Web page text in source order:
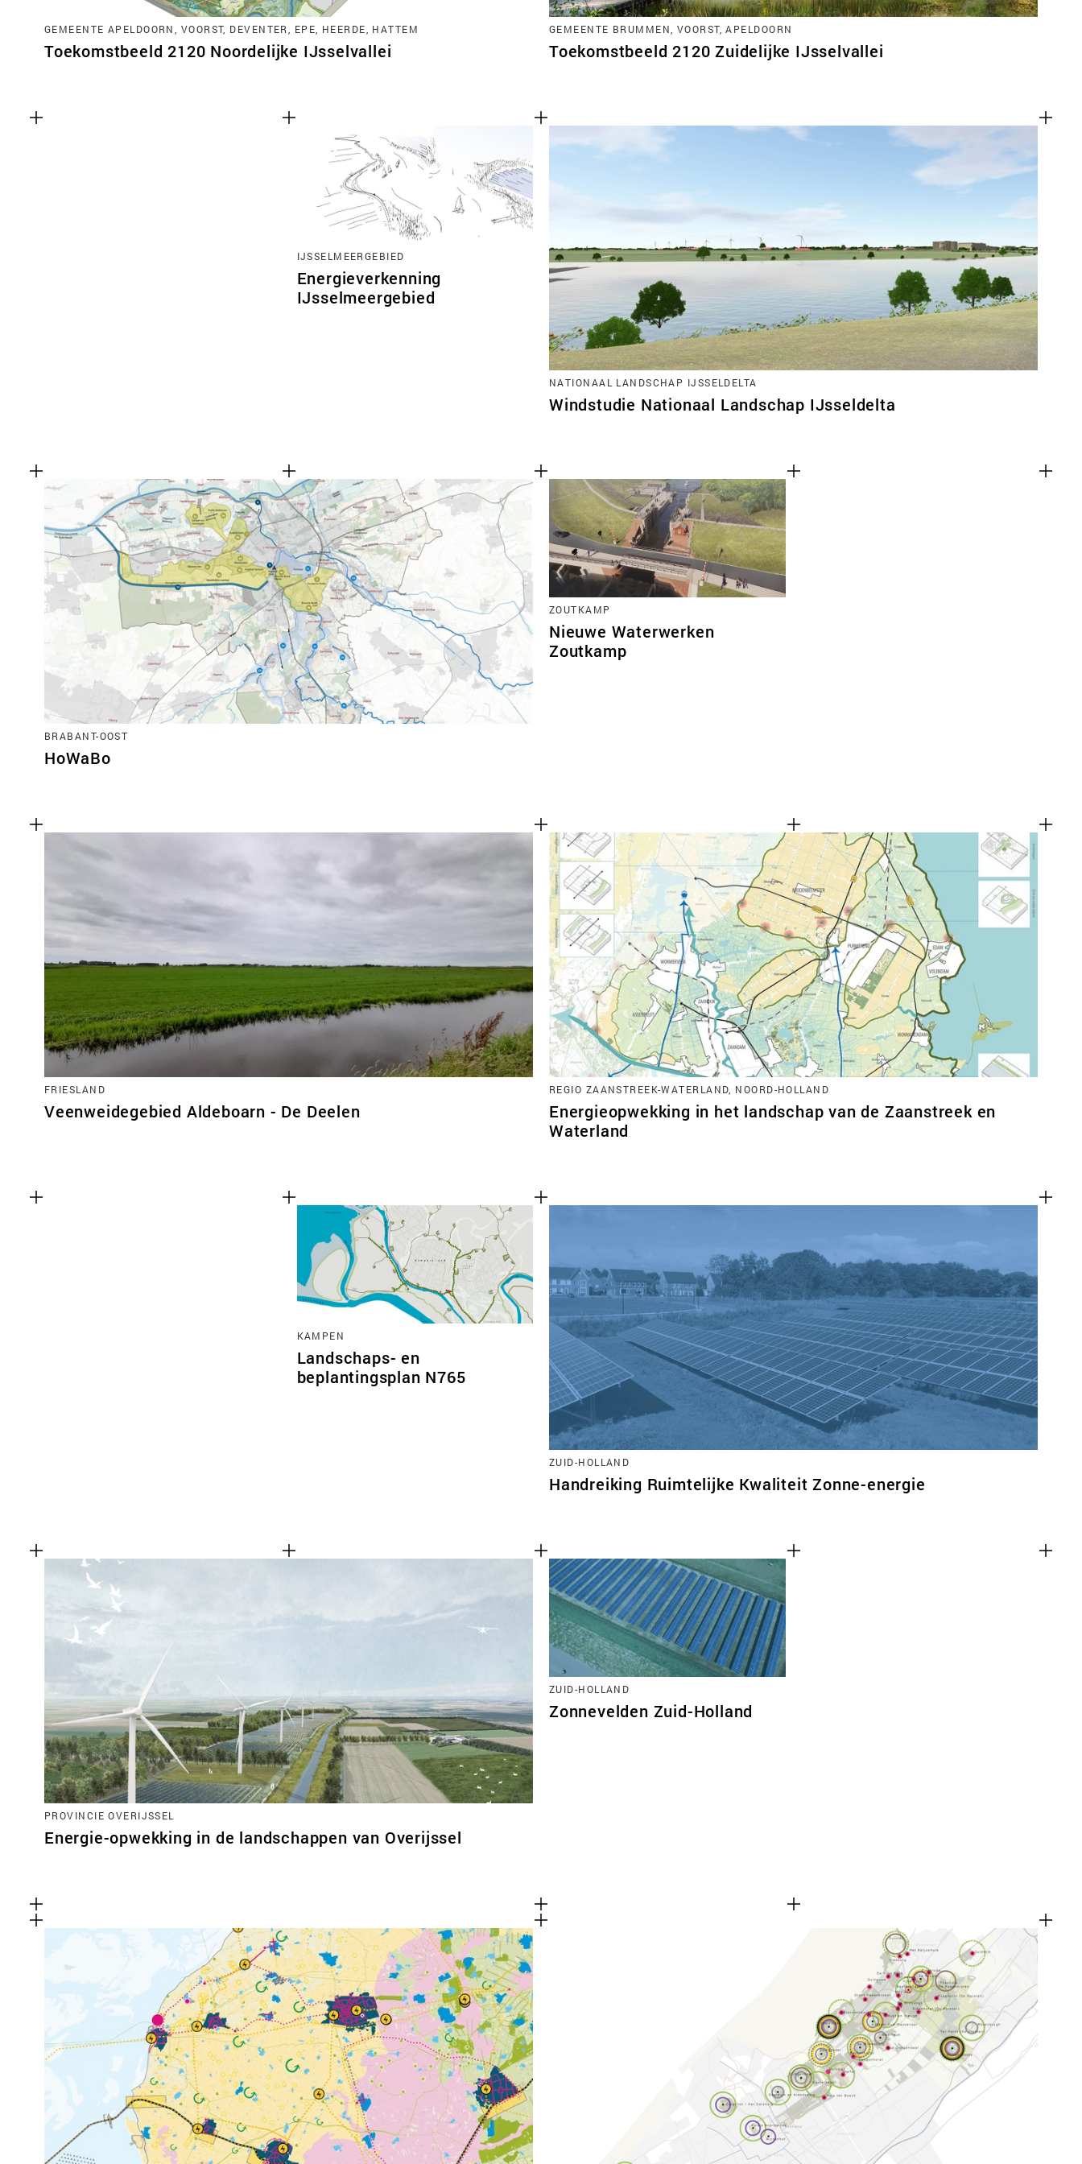
GEMEENTE APELDOORN, VOORST, DEVENTER, EPE, HEERDE, HATTEM
Toekomstbeeld 2120 Noordelijke IJsselvallei
GEMEENTE BRUMMEN, VOORST, APELDOORN
Toekomstbeeld 2120 Zuidelijke IJsselvallei
IJSSELMEERGEBIED
Energieverkenning
IJsselmeergebied
NATIONAAL LANDSCHAP IJSSELDELTA
Windstudie Nationaal Landschap IJsseldelta
BRABANT-OOST
HoWaBo
ZOUTKAMP
Nieuwe Waterwerken
Zoutkamp
FRIESLAND
Veenweidegebied Aldeboarn - De Deelen
REGIO ZAANSTREEK-WATERLAND, NOORD-HOLLAND
Energieopwekking in het landschap van de Zaanstreek en
Waterland
KAMPEN
Landschaps- en
beplantingsplan N765
ZUID-HOLLAND
Handreiking Ruimtelijke Kwaliteit Zonne-energie
PROVINCIE OVERIJSSEL
Energie-opwekking in de landschappen van Overijssel
ZUID-HOLLAND
Zonnevelden Zuid-Holland